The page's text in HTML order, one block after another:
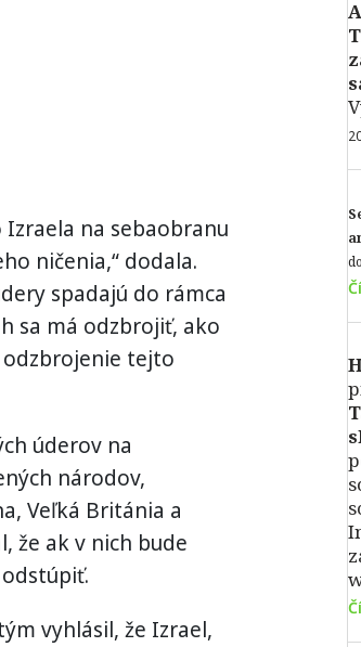
na sebaobranu
ničenia,“ dodala.
spadajú do rámca
sa má odzbrojiť, ako
odzbrojenie tejto
úderov na
národov,
Veľká Británia a
že ak v nich bude
vyhlásil, že Izrael,